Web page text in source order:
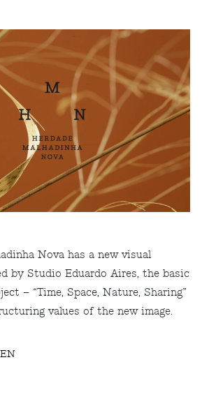
Nova has a new visual
by Studio Eduardo Aires, the basic
– “Time, Space, Nature, Sharing”
values ​​of the new image.